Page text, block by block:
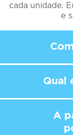
cada unidade.
e
Qual
A